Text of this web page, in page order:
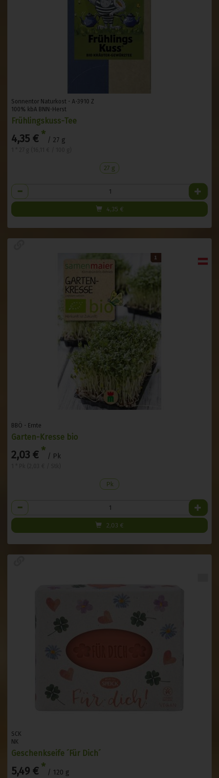
Sonnentor Naturkost - A-3910 Z
100% kbA BNN-Herst
Frühlingskuss-Tee
4,35 € * / 27 g
27 g
Anzahl
4,35 €
BBÖ - Ernte
Garten-Kresse bio
2,03 € * / Pk
Pk
Anzahl
2,03 €
SCK
NK
Geschenkseife ´Für Dich´
5,49 € * / 120 g